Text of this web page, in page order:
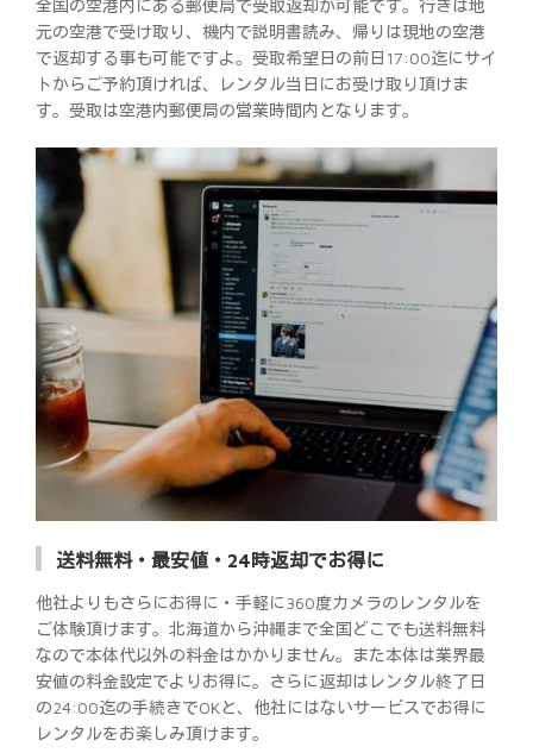
全国の空港内にある郵便局で受取返却が可能です。行きは地
元の空港で受け取り、機内で説明書読み、帰りは現地の空港
で返却する事も可能ですよ。受取希望日の前日17:00迄にサイ
トからご予約頂ければ、レンタル当日にお受け取り頂けま
す。受取は空港内郵便局の営業時間内となります。
送料無料・最安値・24時返却でお得に
他社よりもさらにお得に・手軽に360度カメラのレンタルを
ご体験頂けます。北海道から沖縄まで全国どこでも送料無料
なので本体代以外の料金はかかりません。また本体は業界最
安値の料金設定でよりお得に。さらに返却はレンタル終了日
の24:00迄の手続きでOKと、他社にはないサービスでお得に
レンタルをお楽しみ頂けます。